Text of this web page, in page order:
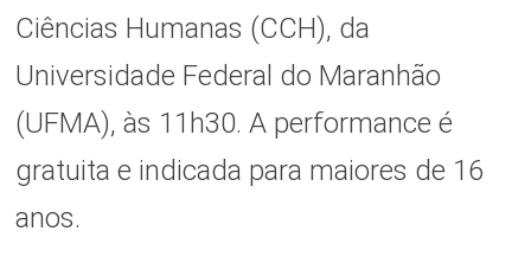
Ciências Humanas (CCH), da
Universidade Federal do Maranhão
(UFMA), às 11h30. A performance é
gratuita e indicada para maiores de 16
anos.